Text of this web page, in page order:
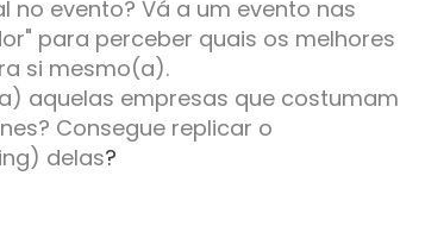
evento? Vá a um evento nas
para perceber quais os melhores
si mesmo(a).
aquelas empresas que costumam
Consegue replicar o
delas?